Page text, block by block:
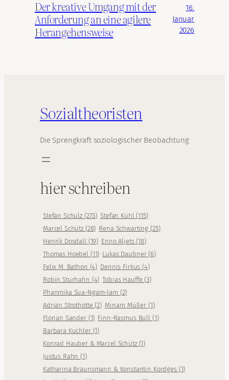
Der kreative Umgang mit der
Anforderung an eine agilere
Herangehensweise
16.
Januar
2026
Sozialtheoristen
Die Sprengkraft soziologischer Beobachtung
hier schreiben
Stefan Schulz (273) Stefan Kühl(115)
Marcel Schütz (28) Rena Schwarting (25)
Henrik Dosdall (19) Enno Aljets(18)
Thomas Hoebel (11) Lukas Daubner(6)
Felix M. Bathon (4) Dennis Firkus(4)
Robin Sturhahn (4) Tobias Hauffe(3)
Phanmika Sua-Ngam-Iam (2)
Adrian Strothotte(2) Miriam Müller (1)
Florian Sander (1) Finn-Rasmus Bull (1)
Barbara Kuchler (1)
Konrad Hauber & Marcel Schütz (1)
Justus Rahn(1)
Katharina Braunsmann & Konstantin Kordges (1)